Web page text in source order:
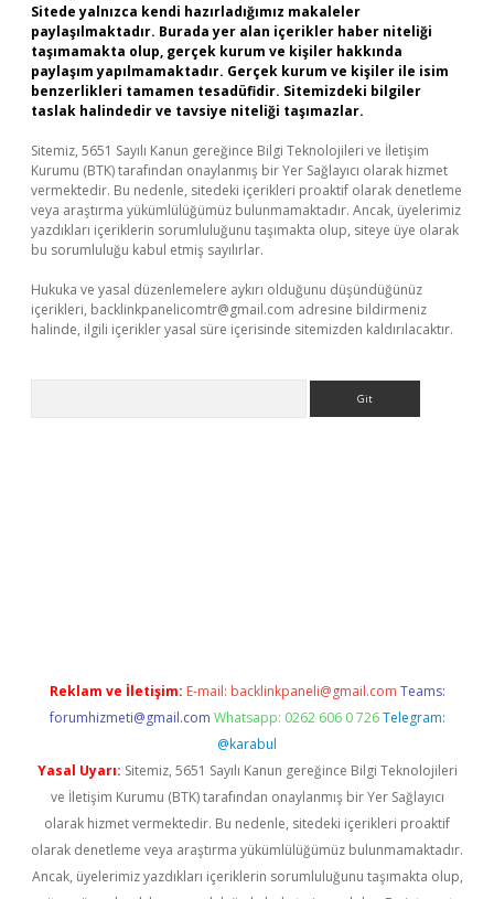
Sitede yalnızca kendi hazırladığımız makaleler
paylaşılmaktadır. Burada yer alan içerikler haber niteliği
taşımamakta olup, gerçek kurum ve kişiler hakkında
paylaşım yapılmamaktadır. Gerçek kurum ve kişiler ile isim
benzerlikleri tamamen tesadüfidir. Sitemizdeki bilgiler
taslak halindedir ve tavsiye niteliği taşımazlar.
Sitemiz, 5651 Sayılı Kanun gereğince Bilgi Teknolojileri ve İletişim
Kurumu (BTK) tarafından onaylanmış bir Yer Sağlayıcı olarak hizmet
vermektedir. Bu nedenle, sitedeki içerikleri proaktif olarak denetleme
veya araştırma yükümlülüğümüz bulunmamaktadır. Ancak, üyelerimiz
yazdıkları içeriklerin sorumluluğunu taşımakta olup, siteye üye olarak
bu sorumluluğu kabul etmiş sayılırlar.
Hukuka ve yasal düzenlemelere aykırı olduğunu düşündüğünüz
içerikleri, backlinkpanelicomtr@gmail.com adresine bildirmeniz
halinde, ilgili içerikler yasal süre içerisinde sitemizden kaldırılacaktır.
Reklam ve İletişim: E-mail: backlinkpaneli@gmail.com Teams:
forumhizmeti@gmail.com Whatsapp: 0262 606 0 726 Telegram:
@karabul
Yasal Uyarı: Sitemiz, 5651 Sayılı Kanun gereğince Bilgi Teknolojileri
ve İletişim Kurumu (BTK) tarafından onaylanmış bir Yer Sağlayıcı
olarak hizmet vermektedir. Bu nedenle, sitedeki içerikleri proaktif
olarak denetleme veya araştırma yükümlülüğümüz bulunmamaktadır.
Ancak, üyelerimiz yazdıkları içeriklerin sorumluluğunu taşımakta olup,